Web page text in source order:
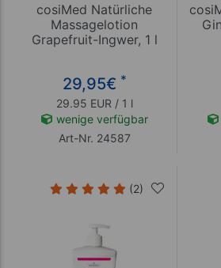
cosiMed Natürliche
Massagelotion
Grapefruit-Ingwer, 1 l
29,95€ *
29.95 EUR / 1 l
wenige verfügbar
Art-Nr. 24587
(2)